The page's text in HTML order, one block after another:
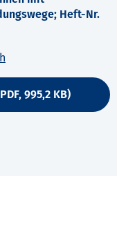
Heft-Nr.
995,2 KB)